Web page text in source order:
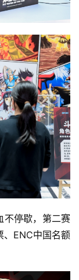
不停歇，第二赛
、ENC中国名额